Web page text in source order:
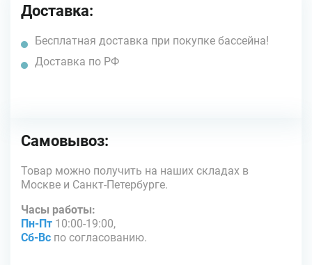
Доставка:
Бесплатная доставка при покупке бассейна!
Доставка по РФ
Самовывоз:
Товар можно получить на наших складах в
Москве и Санкт-Петербурге.
Часы работы:
Пн-Пт 10:00-19:00,
Сб-Вс по согласованию.